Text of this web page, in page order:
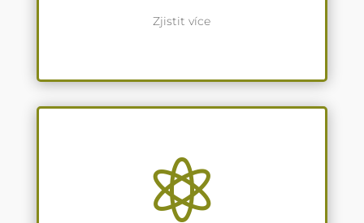
Zjistit více
